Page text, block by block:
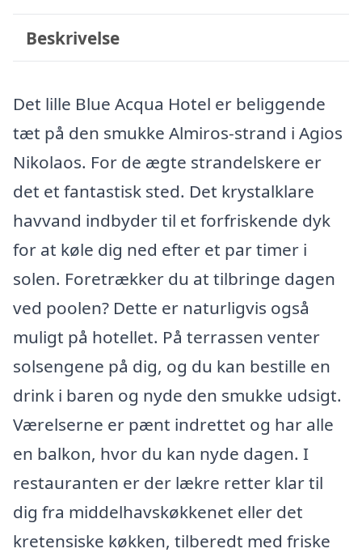
Beskrivelse
Det lille Blue Acqua Hotel er beliggende
tæt på den smukke Almiros-strand i Agios
Nikolaos. For de ægte strandelskere er
det et fantastisk sted. Det krystalklare
havvand indbyder til et forfriskende dyk
for at køle dig ned efter et par timer i
solen. Foretrækker du at tilbringe dagen
ved poolen? Dette er naturligvis også
muligt på hotellet. På terrassen venter
solsengene på dig, og du kan bestille en
drink i baren og nyde den smukke udsigt.
Værelserne er pænt indrettet og har alle
en balkon, hvor du kan nyde dagen. I
restauranten er der lækre retter klar til
dig fra middelhavskøkkenet eller det
kretensiske køkken, tilberedt med friske